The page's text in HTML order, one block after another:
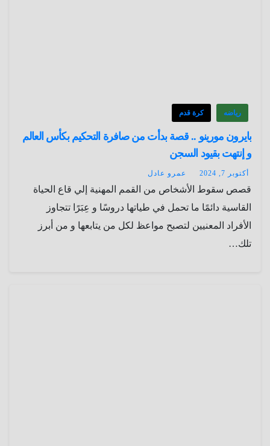
رياضه كرة قدم
بايرون مورينو .. قصة بدأت من صافرة التحكيم بكأس العالم
و إنتهت بقيود السجن
أكتوبر 7, 2024 عمرو عادل
قصص سقوط الأشخاص من القمم المهنية إلي قاع الحياة
القاسية دائمًا ما تحمل في طياتها دروسًا و عِبَرًا تتجاوز
الأفراد المعنيين لتصبح مواعظ لكل من يتابعها و من أبرز
تلك…